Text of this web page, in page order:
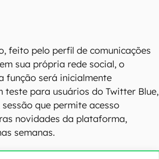
feito pelo perfil de comunicações
sua própria rede social, o
função será inicialmente
teste para usuários do Twitter Blue,
que permite acesso
novidades da plataforma,
semanas.